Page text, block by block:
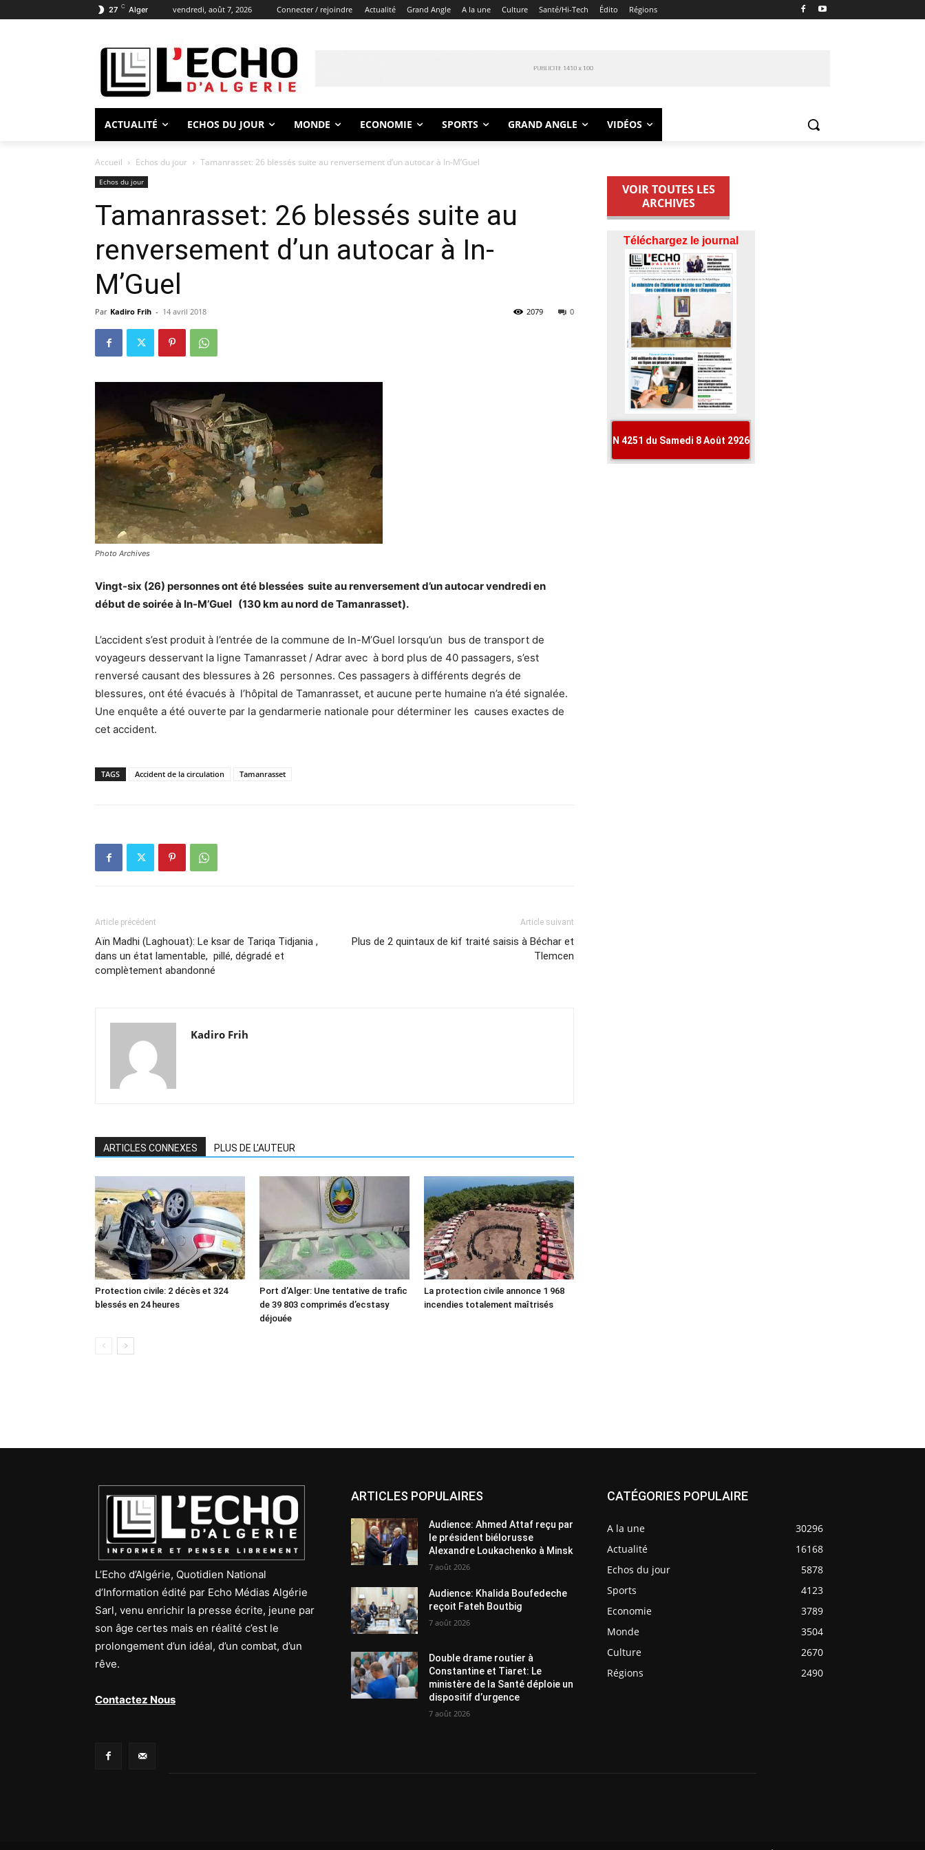
27 C Alger vendredi, août 7, 2026 Connecter / rejoindre Actualité Grand Angle A la une Culture Santé/Hi-Tech Édito Régions
ACTUALITÉ ECHOS DU JOUR MONDE ECONOMIE SPORTS GRAND ANGLE VIDÉOS
Accueil Echos du jour Tamanrasset: 26 blessés suite au renversement d’un autocar à In-M’Guel
Echos du jour
Tamanrasset: 26 blessés suite au
renversement d’un autocar à In-
M’Guel
Par Kadiro Frih - 14 avril 2018 0
2079
Photo Archives
Vingt-six (26) personnes ont été blessées suite au renversement d’un autocar vendredi en
début de soirée à In-M’Guel (130 km au nord de Tamanrasset).
L’accident s’est produit à l’entrée de la commune de In-M’Guel lorsqu’un bus de transport de
voyageurs desservant la ligne Tamanrasset / Adrar avec à bord plus de 40 passagers, s’est
renversé causant des blessures à 26 personnes. Ces passagers à différents degrés de
blessures, ont été évacués à l’hôpital de Tamanrasset, et aucune perte humaine n’a été signalée.
Une enquête a été ouverte par la gendarmerie nationale pour déterminer les causes exactes de
cet accident.
TAGS Accident de la circulation Tamanrasset
Article précédent
Aïn Madhi (Laghouat): Le ksar de Tariqa Tidjania ,
dans un état lamentable, pillé, dégradé et
complètement abandonné
Article suivant
Plus de 2 quintaux de kif traité saisis à Béchar et
Tlemcen
Kadiro Frih
ARTICLES CONNEXES PLUS DE L'AUTEUR
Protection civile: 2 décès et 324
blessés en 24 heures
Port d’Alger: Une tentative de trafic
de 39 803 comprimés d’ecstasy
déjouée
La protection civile annonce 1 968
incendies totalement maîtrisés
VOIR TOUTES LES
ARCHIVES
L’Echo d’Algérie, Quotidien National
d’Information édité par Echo Médias Algérie
Sarl, venu enrichir la presse écrite, jeune par
son âge certes mais en réalité c’est le
prolongement d’un idéal, d’un combat, d’un
rêve.
Contactez Nous
ARTICLES POPULAIRES
Audience: Ahmed Attaf reçu par
le président biélorusse
Alexandre Loukachenko à Minsk
7 août 2026
Audience: Khalida Boufedeche
reçoit Fateh Boutbig
7 août 2026
Double drame routier à
Constantine et Tiaret: Le
ministère de la Santé déploie un
dispositif d’urgence
7 août 2026
CATÉGORIES POPULAIRE
A la une
30296
Actualité
16168
Echos du jour
5878
Sports
4123
Economie
3789
Monde
3504
Culture
2670
Régions
2490